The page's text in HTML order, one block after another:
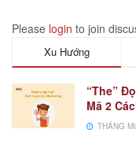
Please login to join
Xu Hướng
“The”
Mã 2
THÁNG